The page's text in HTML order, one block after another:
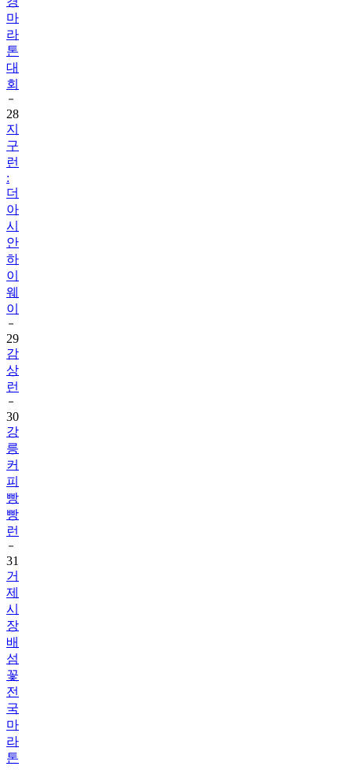
마
라
톤
대
회
28
지
구
런
:
더
아
시
안
하
이
웨
이
29
감
상
런
30
강
릉
커
피
빵
빵
런
31
거
제
시
장
배
섬
꽃
전
국
마
라
톤